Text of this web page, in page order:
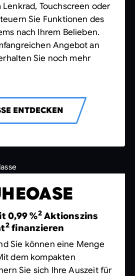
Touchscreen oder
Sie Funktionen des
nach Ihrem Belieben.
Angebot an
Sie noch mehr
ENTDECKEN
0,99 %2Aktionszins
2finanzieren
Sie können eine Menge
dem kompakten
Sie sich Ihre Auszeit für